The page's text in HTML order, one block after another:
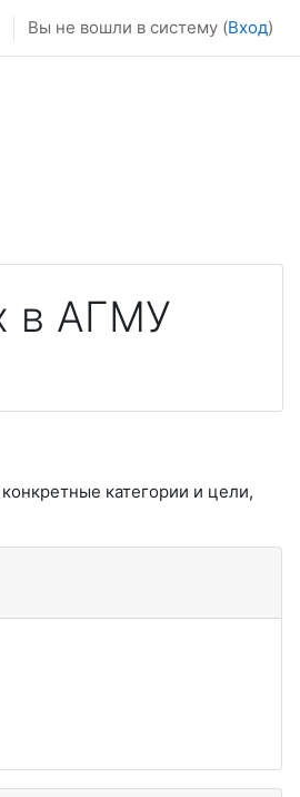
Вы не вошли в систему (Вход)
в АГМУ
категории и цели,